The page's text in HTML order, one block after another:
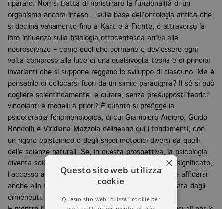
riparare. Non si tratta di ripristinare la funzionalità di un
organismo ancora inteso – sulla base dell’ontologia antica che
si declina variamente fino a Kant e a Fichte, e attraverso la
loro influenza sulla fisiologia ottocentesca arriva alle
neuroscienze – come quel che permane e dev’essere ogni
volta compreso alla luce di una qualsivoglia teoria e di principi
invarianti che si suppone reggano lo sviluppo di ciascuno. Ma è
pensabile di collocarsi fuori da un simile paradigma? Il sé si può
cogliere scientificamente, e curare, senza presupposti teorici
vincolanti e modelli a priori? È quanto si prefigge la
psicoterapia fenomenologica, di cui Giampiero Arciero, Guido
Bondolfi e Viridiana Mazzola delineano qui i fondamenti, con
un rigore epistemico e degli snodi metodici diversi da quelli
delle scienze naturali. Se, in questa prospettiva, la psicologia
diventa scienza dell’esperienza personale e del suo significato,
l’accesso all’altro, alla sua assoluta singolarità, deve affidarsi
anche alla subtilitas, la finezza di spirito raccomandata dagli
ermeneuti.
×
Questo sito web utilizza
cookie
Questo sito web utilizza i cookie per